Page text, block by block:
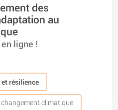
des
au
ligne !
résilience
climatique